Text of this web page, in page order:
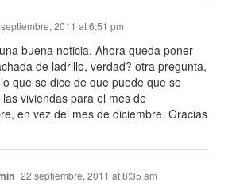
2011 at 6:51 pm
buena noticia. Ahora queda poner
de ladrillo, verdad? otra pregunta,
que se dice de que puede que se
viviendas para el mes de
en vez del mes de diciembre. Gracias
22 septiembre, 2011 at 8:35 am